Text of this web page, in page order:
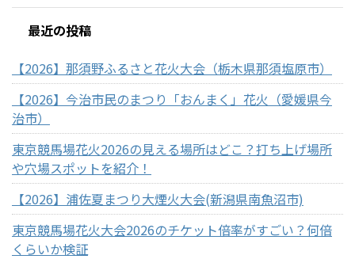
最近の投稿
【2026】那須野ふるさと花火大会（栃木県那須塩原市）
【2026】今治市民のまつり「おんまく」花火（愛媛県今
治市）
東京競馬場花火2026の見える場所はどこ？打ち上げ場所
や穴場スポットを紹介！
【2026】浦佐夏まつり大煙火大会(新潟県南魚沼市)
東京競馬場花火大会2026のチケット倍率がすごい？何倍
くらいか検証